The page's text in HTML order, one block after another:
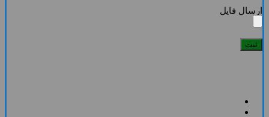
ارسال فایل